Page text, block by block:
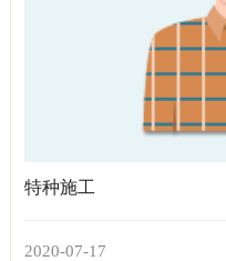
特种施工
2020-07-17